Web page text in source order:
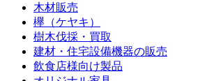
木材販売
欅（ケヤキ）
樹木伐採・買取
建材・住宅設備機器の販売
飲食店様向け製品